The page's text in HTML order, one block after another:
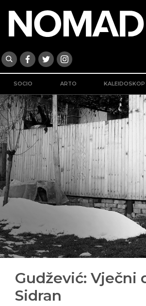
SOCIO ARTO KALEIDOSKOP
Gudžević: Vječni
Sidran